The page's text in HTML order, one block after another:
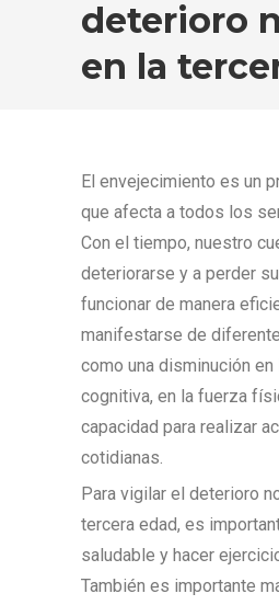
deterioro
en la
El envejecimiento es un
que afecta a todos los
Con el tiempo, nuestro
deteriorarse y a perder
funcionar de manera
manifestarse de
como una disminución en
cognitiva, en la fuerza
capacidad para realizar
cotidianas.
Para vigilar el deterioro
tercera edad, es
saludable y hacer
También es importante